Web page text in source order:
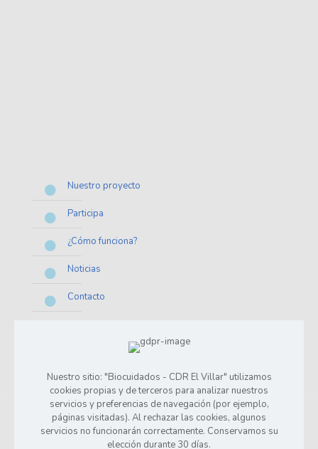
Nuestro proyecto
Participa
¿Cómo funciona?
Noticias
Contacto
Política de privacidad
Nuestro sitio: "Biocuidados - CDR El Villar" utilizamos
cookies propias y de terceros para analizar nuestros
servicios y preferencias de navegación (por ejemplo,
páginas visitadas). Al rechazar las cookies, algunos
servicios no funcionarán correctamente. Conservamos su
elección durante 30 días.